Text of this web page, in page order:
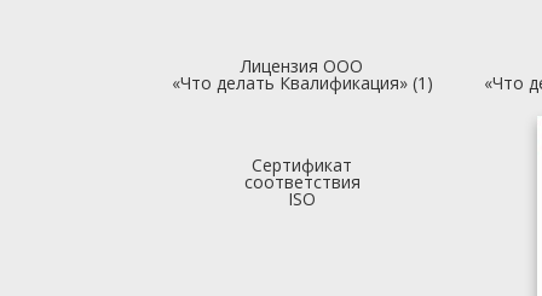
Лицензия ООО
«Что делать Квалификация» (1) «Что
Сертификат
соответствия
ISO